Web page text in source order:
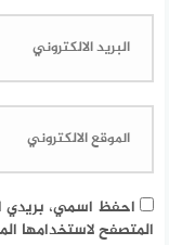
احفظ اسمي، بريدي
المتصفح لاستخدامها